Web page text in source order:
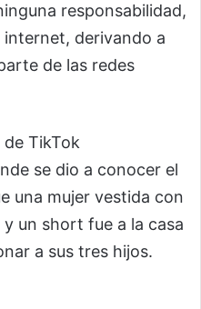
responsabilidad,
derivando a
de las redes
de TikTok
se dio a conocer el
una mujer vestida con
un short fue a la casa
a sus tres hijos.